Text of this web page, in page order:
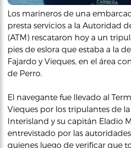
Los marineros de una
presta servicios a la Autoridad
(ATM) rescataron hoy a un
pies de eslora que estaba a la
Fajardo y Vieques, en el área
de Perro.
El navegante fue llevado al
Vieques por los tripulantes de
Interisland y su capitán Eladio
entrevistado por las autoridades
quienes luego de verificar que